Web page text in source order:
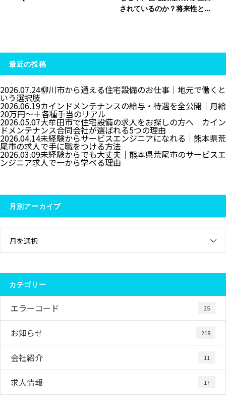
されているのか？将来性と...
最近の投稿
2026.07.24柳川市から通える住宅設備のお仕事｜地元で働くと
いう選択肢
2026.06.19カインドメンテナンスの給与・待遇を全公開｜月給
20万円〜＋各種手当のリアル
2026.05.07大牟田市で住宅設備の求人をお探しの方へ｜カイン
ドメンテナンス合同会社が選ばれる5つの理由
2026.04.14未経験からサービスエンジニアになれる｜熊本県荒
尾市の求人で手に職をつける方法
2026.03.09未経験からでも大丈夫｜熊本県荒尾市のサービスエ
ンジニア求人で一から学べる理由
月別アーカイブ
月を選択
カテゴリー
エラーコード 25
お知らせ 218
会社紹介 11
求人情報 17